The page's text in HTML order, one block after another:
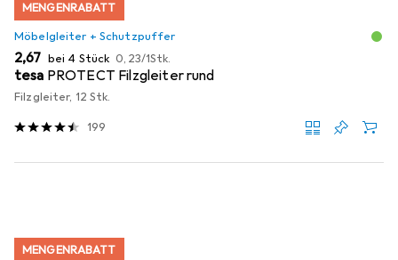
MENGENRABATT
Möbelgleiter + Schutzpuffer
EUR
2,67 bei 4 Stück EUR
0,23/1Stk.
tesa PROTECT Filzgleiter rund
Filzgleiter, 12 Stk.
199
MENGENRABATT